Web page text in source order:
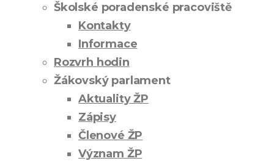
Školské poradenské pracoviště
Kontakty
Informace
Rozvrh hodin
Žákovský parlament
Aktuality ŽP
Zápisy
Členové ŽP
Význam ŽP